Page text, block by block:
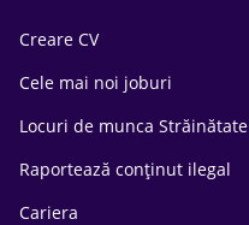
Creare CV
Cele mai noi joburi
Locuri de munca Străinătate
Raportează conținut ilegal
Cariera